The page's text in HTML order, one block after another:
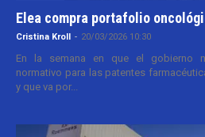
Elea compra portafolio
Cristina Kroll - 20/03/2026 10:30
En la semana en que el gobierno
normativo para las patentes
y que va por...